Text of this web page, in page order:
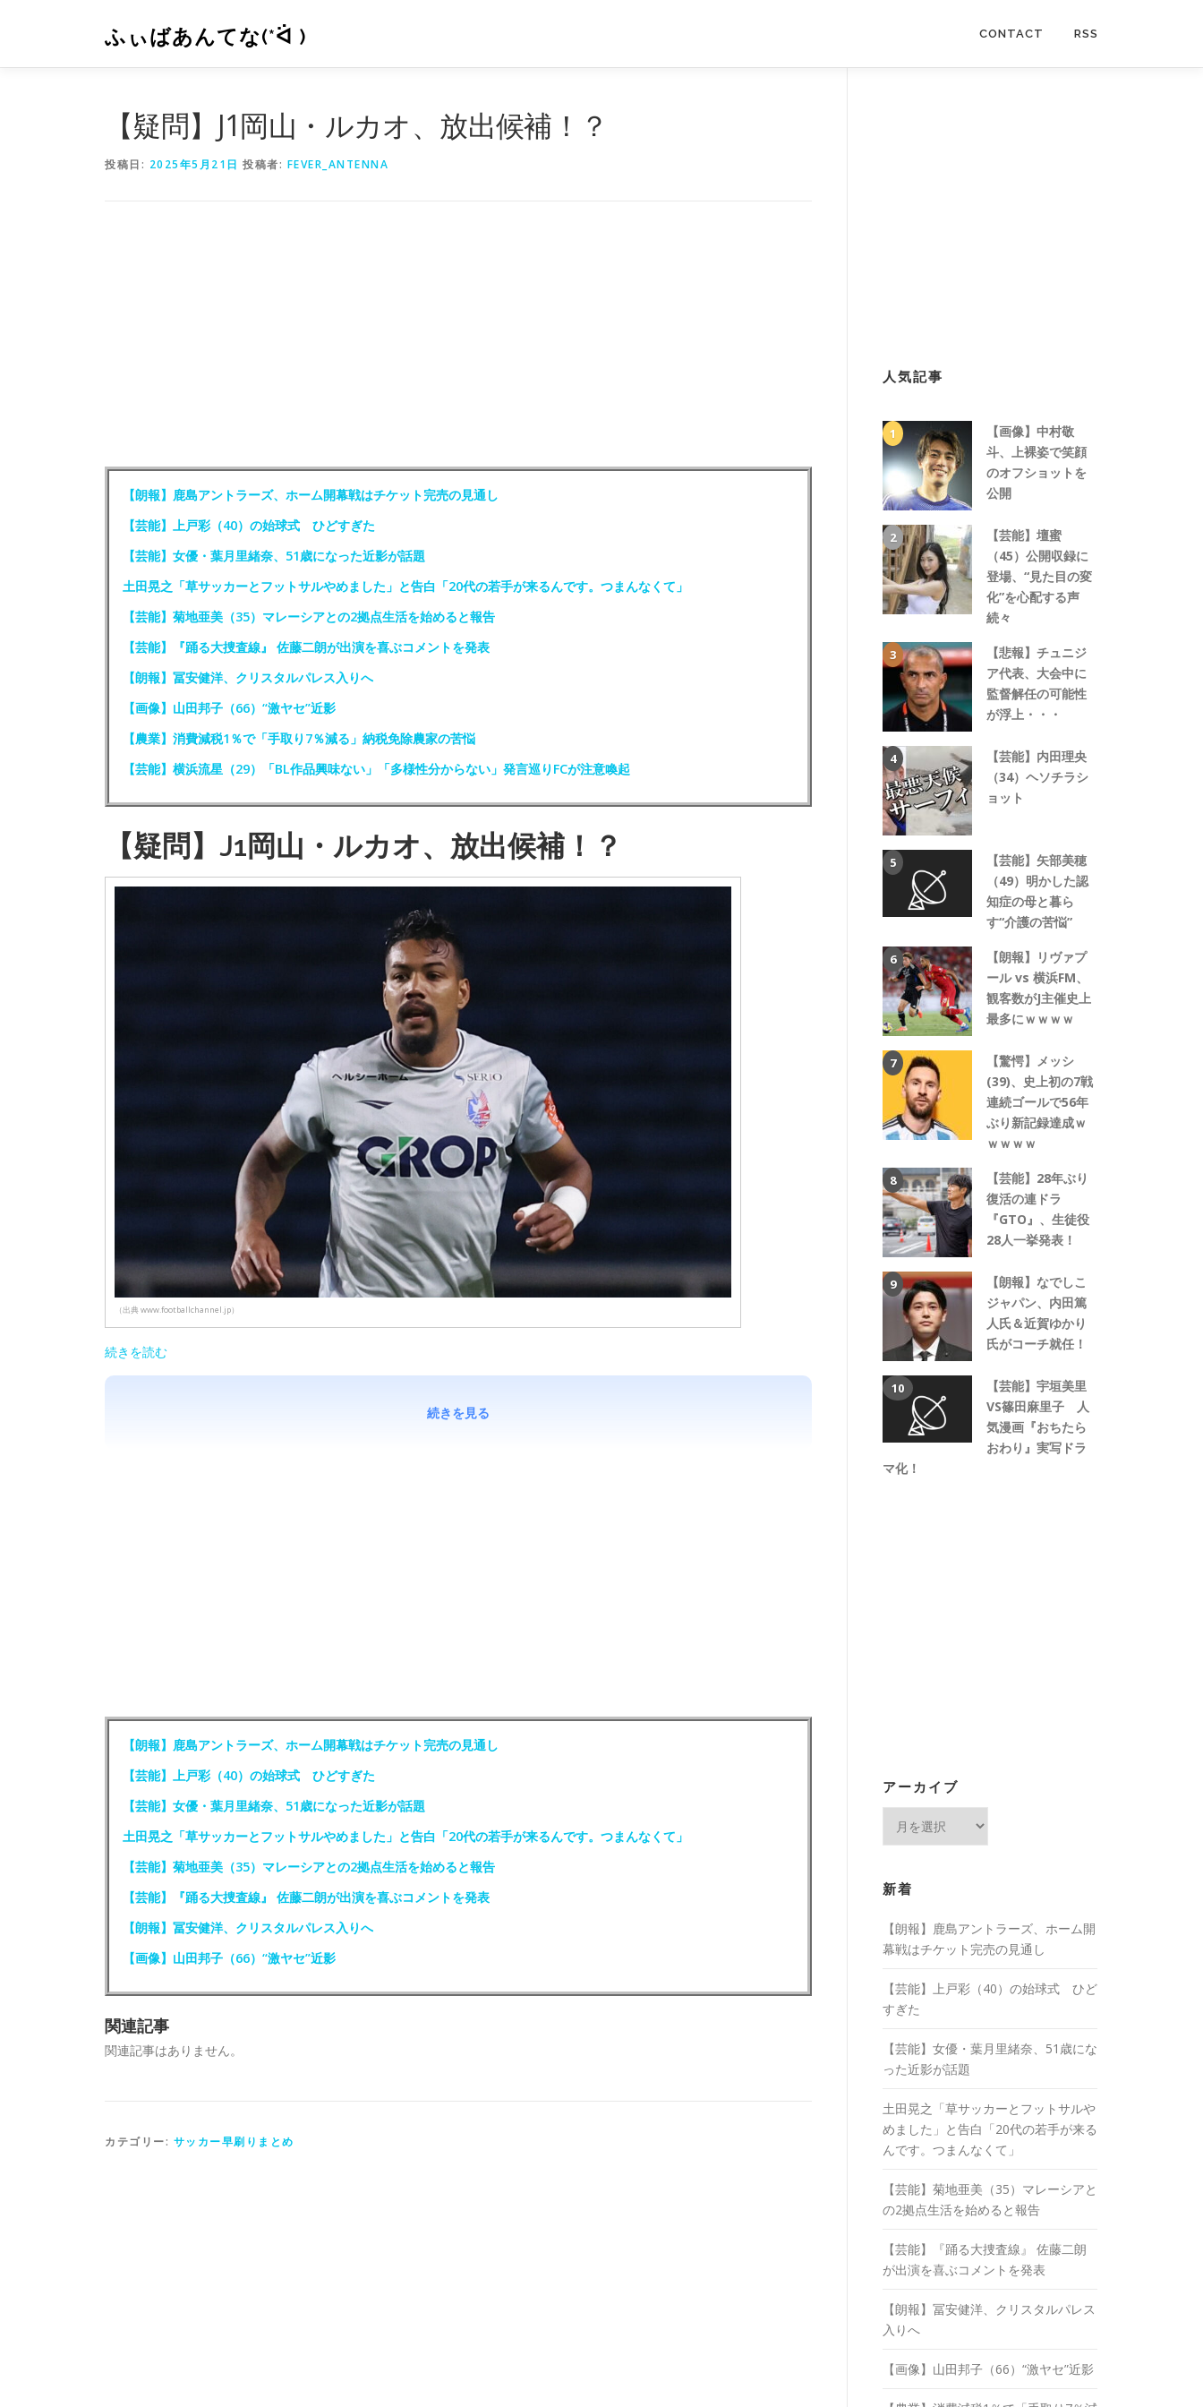
ン
ふぃばあんてな(*ᐛ ) CONTACT RSS
【疑問】J1岡山・ルカオ、放出候補！？
投稿日: 2025年5月21日 投稿者: FEVER_ANTENNA
【朗報】鹿島アントラーズ、ホーム開幕戦はチケット完売の見通し
【芸能】上戸彩（40）の始球式 ひどすぎた
【芸能】女優・葉月里緒奈、51歳になった近影が話題
土田晃之「草サッカーとフットサルやめました」と告白「20代の若手が来るんです。つまんなくて」
【芸能】菊地亜美（35）マレーシアとの2拠点生活を始めると報告
【芸能】『踊る大捜査線』 佐藤二朗が出演を喜ぶコメントを発表
【朗報】冨安健洋、クリスタルパレス入りへ
【画像】山田邦子（66）“激ヤセ”近影
【農業】消費減税1％で「手取り7％減る」納税免除農家の苦悩
【芸能】横浜流星（29）「BL作品興味ない」「多様性分からない」発言巡りFCが注意喚起
【疑問】J1岡山・ルカオ、放出候補！？
（出典 www.footballchannel.jp）
続きを読む
続きを見る
【朗報】鹿島アントラーズ、ホーム開幕戦はチケット完売の見通し
【芸能】上戸彩（40）の始球式 ひどすぎた
【芸能】女優・葉月里緒奈、51歳になった近影が話題
土田晃之「草サッカーとフットサルやめました」と告白「20代の若手が来るんです。つまんなくて」
【芸能】菊地亜美（35）マレーシアとの2拠点生活を始めると報告
【芸能】『踊る大捜査線』 佐藤二朗が出演を喜ぶコメントを発表
【朗報】冨安健洋、クリスタルパレス入りへ
【画像】山田邦子（66）“激ヤセ”近影
関連記事
関連記事はありません。
カテゴリー: サッカー早刷りまとめ
人気記事
【画像】中村敬
斗、上裸姿で笑顔
のオフショットを
公開
【芸能】壇蜜
（45）公開収録に
登場、“見た目の変
化”を心配する声
続々
【悲報】チュニジ
ア代表、大会中に
監督解任の可能性
が浮上・・・
【芸能】内田理央
（34）ヘソチラシ
ョット
【芸能】矢部美穂
（49）明かした認
知症の母と暮ら
す“介護の苦悩”
【朗報】リヴァプ
ール vs 横浜FM、
観客数がJ主催史上
最多にｗｗｗｗ
【驚愕】メッシ
(39)、史上初の7戦
連続ゴールで56年
ぶり新記録達成ｗ
ｗｗｗｗ
【芸能】28年ぶり
復活の連ドラ
『GTO』、生徒役
28人一挙発表！
【朗報】なでしこ
ジャパン、内田篤
人氏＆近賀ゆかり
氏がコーチ就任！
【芸能】宇垣美里
VS篠田麻里子 人
気漫画『おちたら
おわり』実写ドラ
マ化！
アーカイブ
イ
ブ
新着
【朗報】鹿島アントラーズ、ホーム開
幕戦はチケット完売の見通し
【芸能】上戸彩（40）の始球式 ひど
すぎた
【芸能】女優・葉月里緒奈、51歳にな
った近影が話題
土田晃之「草サッカーとフットサルや
めました」と告白「20代の若手が来る
んです。つまんなくて」
【芸能】菊地亜美（35）マレーシアと
の2拠点生活を始めると報告
【芸能】『踊る大捜査線』 佐藤二朗
が出演を喜ぶコメントを発表
【朗報】冨安健洋、クリスタルパレス
入りへ
【画像】山田邦子（66）“激ヤセ”近影